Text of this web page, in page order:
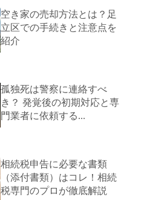
空き家の売却方法とは？足
立区での手続きと注意点を
紹介
孤独死は警察に連絡すべ
き？ 発覚後の初期対応と専
門業者に依頼する...
相続税申告に必要な書類
（添付書類）はコレ！相続
税専門のプロが徹底解説